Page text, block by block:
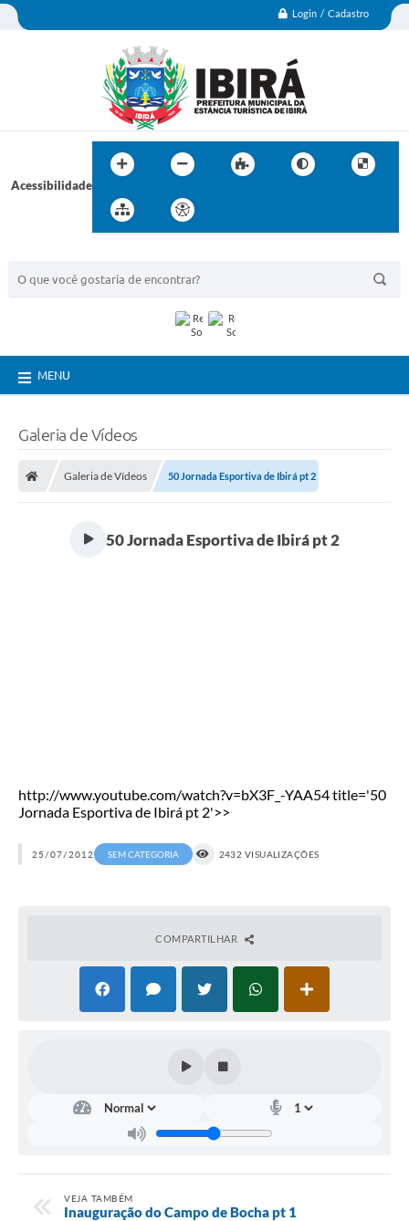
Login / Cadastro
Acessibilidade
MENU
Galeria de Vídeos
Galeria de Vídeos 50 Jornada Esportiva de Ibirá pt 2
50 Jornada Esportiva de Ibirá pt 2
http://www.youtube.com/watch?v=bX3F_-YAA54 title='50
Jornada Esportiva de Ibirá pt 2'>>
25/07/2012 SEM CATEGORIA 2432 VISUALIZAÇÕES
COMPARTILHAR
VEJA TAMBÉM
Inauguração do Campo de Bocha pt 1